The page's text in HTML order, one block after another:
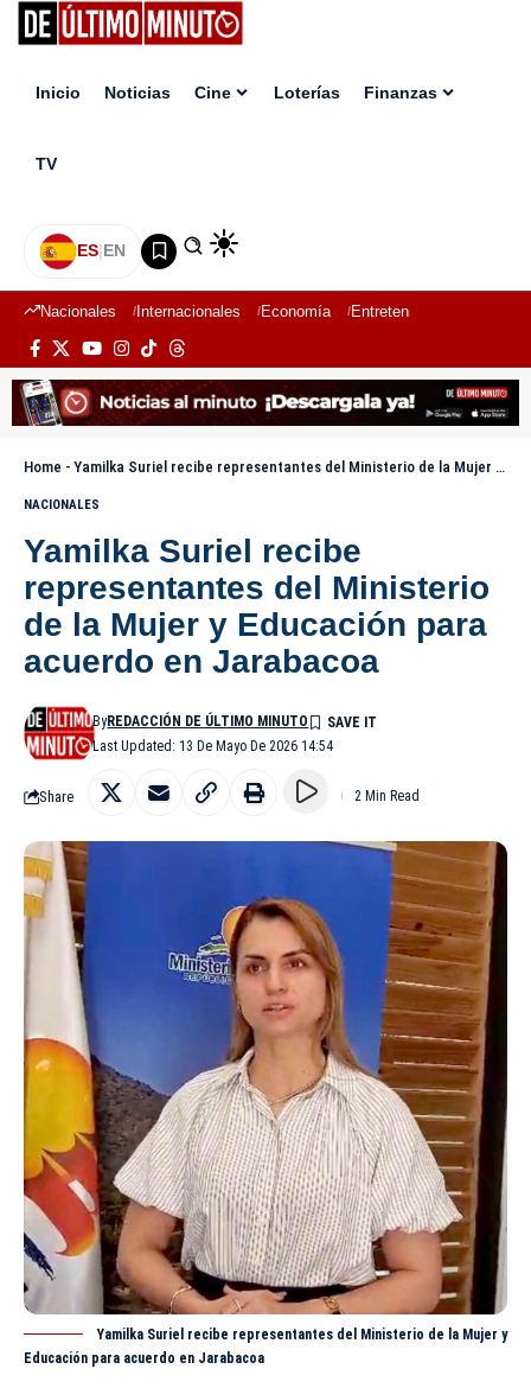
Inicio Noticias Cine Loterías Finanzas
TV
ES|EN
Nacionales Internacionales Economía Entretenimiento
Home - Yamilka Suriel recibe representantes del Ministerio de la Mujer y Educación para acuerdo en Jarabacoa
NACIONALES
Yamilka Suriel recibe
representantes del Ministerio
de la Mujer y Educación para
acuerdo en Jarabacoa
Last Updated: 13 De Mayo De 2026 14:54
ByREDACCIÓN DE ÚLTIMO MINUTO
Share 2 Min Read
Yamilka Suriel recibe representantes del Ministerio de la Mujer y
Educación para acuerdo en Jarabacoa